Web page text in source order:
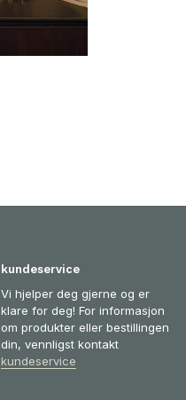
kundeservice
Vi hjelper deg gjerne og er
klare for deg! For informasjon
om produkter eller bestillingen
din, vennligst kontakt
kundeservice